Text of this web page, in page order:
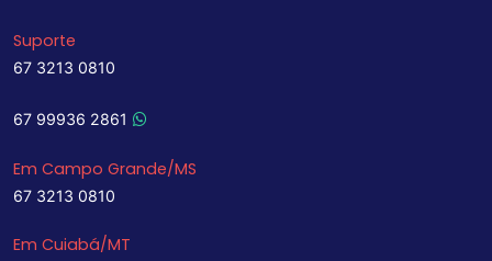
Suporte
67 3213 0810
67 99936 2861
Em Campo Grande/MS
67 3213 0810
Em Cuiabá/MT